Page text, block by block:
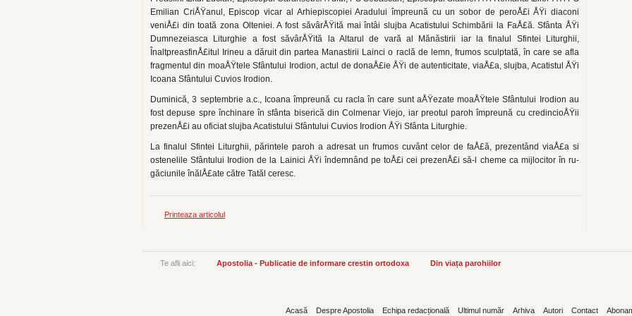
Emilian CriÅŸanul, Epi­scop vicar al Arhiepiscopiei Aradului îm­preună cu un sobor de peroÅ£i ÅŸi diaconi
veniÅ£i din toată zona Olteniei. A fost săvâr­ÅŸită mai întâi slujba Acatistului Schimbării la FaÅ£ă. Sfânta ÅŸi
Dumnezeiasca Liturghie a fost săvârÅŸită la Altarul de vară al Mănăs­tirii iar la finalul Sfintei Liturghii,
ÎnaltpreasfinÅ£itul Irineu a dăruit din partea Manastirii Lainci o raclă de lemn, frumos sculptată, în care se afla
fragmentul din moaÅŸtele Sfântului Irodion, actul de donaÅ£ie ÅŸi de autenticitate, viaÅ£a, slujba, Acatistul ÅŸi
Icoana Sfântului Cuvios Irodion.
Duminică, 3 septembrie a.c., Icoana îm­preună cu racla în care sunt aÅŸezate moaÅŸtele Sfântului Irodion au
fost depuse spre închi­nare în sfânta biserică din Colmenar Viejo, iar preotul paroh împreună cu credincioÅŸii
prezenÅ£i au oficiat slujba Acatistului Sfântului Cuvios Irodion ÅŸi Sfânta Liturghie.
La finalul Sfintei Liturghii, părintele pa­roh a adresat un frumos cuvânt celor de faÅ£ă, prezentând viaÅ£a si
ostenelile Sfântului Irodion de la Lainici ÅŸi îndemnând pe toÅ£i cei prezenÅ£i să-l cheme ca mijlocitor în ru­
găciunile înălÅ£ate către Tatăl ceresc.
Printeaza articolul
Te afli aici: Apostolia - Publicatie de informare crestin ortodoxa Din viața parohiilor
Acasă Despre Apostolia Echipa redacțională Ultimul număr Arhiva Autori Contact